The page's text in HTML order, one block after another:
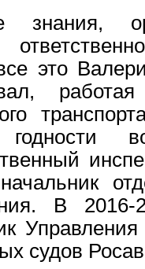
знания,
это
годности
В
судов